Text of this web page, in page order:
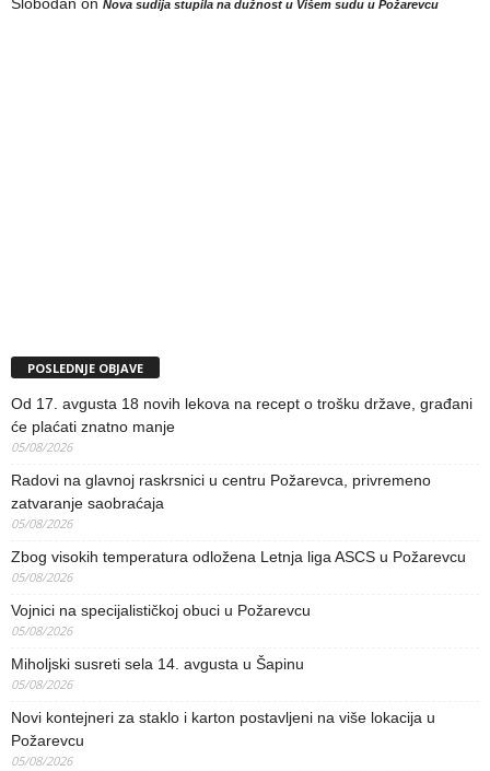
Nova sudija stupila na dužnost u Višem sudu u Požarevcu
POSLEDNJE OBJAVE
Od 17. avgusta 18 novih lekova na recept o trošku države, građani
će plaćati znatno manje
05/08/2026
Radovi na glavnoj raskrsnici u centru Požarevca, privremeno
zatvaranje saobraćaja
05/08/2026
Zbog visokih temperatura odložena Letnja liga ASCS u Požarevcu
05/08/2026
Vojnici na specijalističkoj obuci u Požarevcu
05/08/2026
Miholjski susreti sela 14. avgusta u Šapinu
05/08/2026
Novi kontejneri za staklo i karton postavljeni na više lokacija u
Požarevcu
05/08/2026